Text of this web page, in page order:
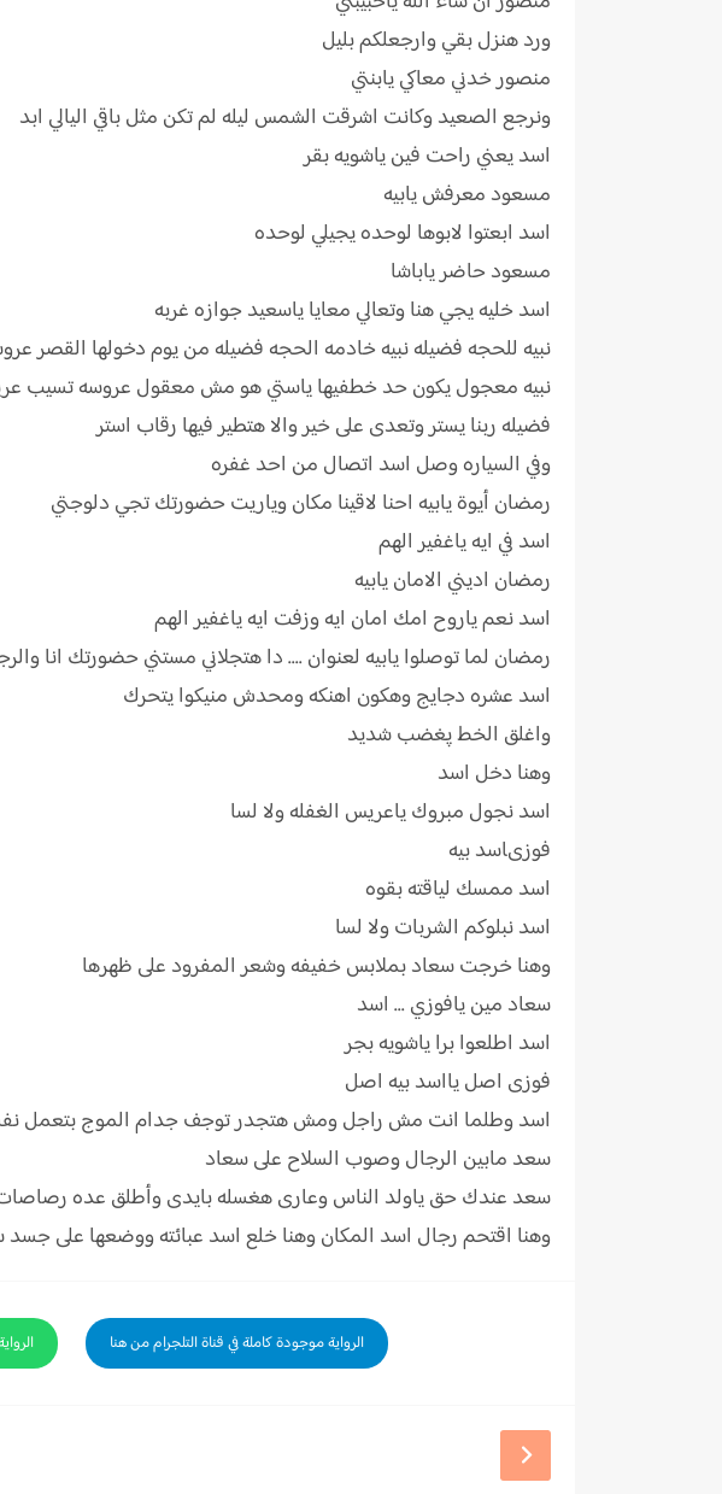
ورد هنزل بقي وارجعلكم بليل
منصور خدني معاكي يابنتي
ونرجع الصعيد وكانت اشرقت الشمس ليله لم تكن مثل باقي اليالي ابد
اسد يعني راحت فين ياشويه بقر
مسعود معرفش يابيه
اسد ابعتوا لابوها لوحده يجيلي لوحده
مسعود حاضر ياباشا
اسد خليه يجي هنا وتعالي معايا ياسعيد جوازه غربه
نبيه للحجه فضيله نبيه خادمه الحجه فضيله من يوم دخولها القصر
نبيه معجول يكون حد خطفيها ياستي هو مش معقول عروسه تسيب
فضيله ربنا يستر وتعدى على خير والا هتطير فيها رقاب استر
وفي السياره وصل اسد اتصال من احد غفره
رمضان أيوة يابيه احنا لاقينا مكان وياريت حضورتك تجي دلوجتي
اسد في ايه ياغفير الهم
رمضان اديني الامان يابيه
اسد نعم ياروح امك امان ايه وزفت ايه ياغفير الهم
رمضان لما توصلوا يابيه لعنوان .... دا هتجلاني مستني حضورتك انا
اسد عشره دجايج وهكون اهنكه ومحدش منيكوا يتحرك
واغلق الخط پغضب شديد
وهنا دخل اسد
اسد نجول مبروك ياعريس الغفله ولا لسا
فوزىاسد بيه
اسد ممسك لياقته بقوه
اسد نبلوكم الشربات ولا لسا
وهنا خرجت سعاد بملابس خفيفه وشعر المفرود على ظهرها
سعاد مين يافوزي ... اسد
اسد اطلعوا برا ياشويه بجر
فوزى اصل يااسد بيه اصل
اسد وطلما انت مش راجل ومش هتجدر توجف جدام الموج بتعمل
سعد مابين الرجال وصوب السلاح على سعاد
سعد عندك حق ياولد الناس وعارى هغسله بايدى وأطلق عده
وهنا اقتحم رجال اسد المكان وهنا خلع اسد عبائته ووضعها على
الرواية موجودة كاملة في قناة التلجرام من هنا